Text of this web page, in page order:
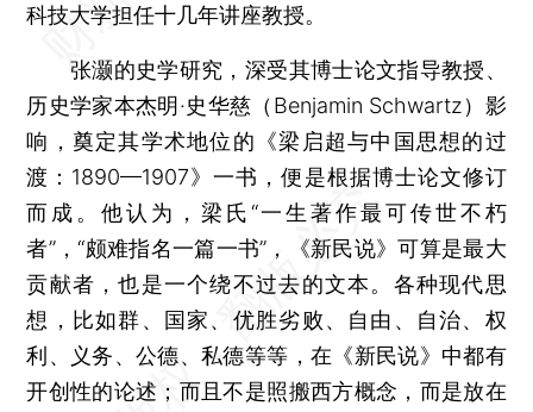
科技大学担任十几年讲座教授。
张灏的史学研究，深受其博士论文指导教授、
历史学家本杰明·史华慈（Benjamin Schwartz）影
响，奠定其学术地位的《梁启超与中国思想的过
渡：1890—1907》一书，便是根据博士论文修订
而成。他认为，梁氏“一生著作最可传世不朽
者”，“颇难指名一篇一书”，《新民说》可算是最大
贡献者，也是一个绕不过去的文本。各种现代思
想，比如群、国家、优胜劣败、自由、自治、权
利、义务、公德、私德等等，在《新民说》中都有
开创性的论述；而且不是照搬西方概念，而是放在